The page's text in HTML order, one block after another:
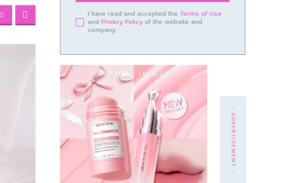
I have read and accepted the Terms of Use
and Privacy Policyof the website and
company.
- ADVERTISEMENT -